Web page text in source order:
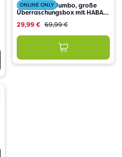
ONLINE ONLY
Mysterybox Jumbo, große
Überraschungsbox mit HABA
29,99 € 69,99 €